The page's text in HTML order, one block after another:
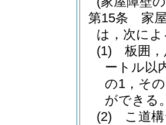
第15条
家
は，次に
(1)
板囲
ートル以
の1，そ
ができる
(2)
こ道